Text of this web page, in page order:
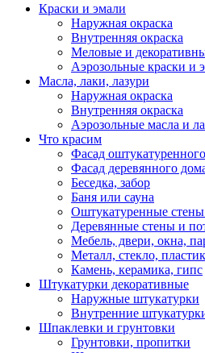
Краски и эмали
Наружная окраска
Внутренняя окраска
Меловые и
Аэрозольные краски и
Масла, лаки, лазури
Наружная окраска
Внутренняя окраска
Аэрозольные масла и
Что красим
Фасад
Фасад деревянного
Беседка, забор
Баня или сауна
Оштукатуренные
Деревянные стены и
Мебель, двери, окна,
Металл, стекло, пластик
Камень, керамика, гипс
Штукатурки декоративные
Наружные штукатурки
Внутренние
Шпаклевки и грунтовки
Грунтовки, пропитки